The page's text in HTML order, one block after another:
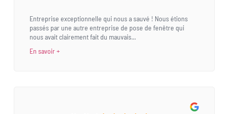
Entreprise exceptionnelle qui nous a sauvé ! Nous étions
passés par une autre entreprise de pose de fenêtre qui
nous avait clairement fait du mauvais...
En savoir +